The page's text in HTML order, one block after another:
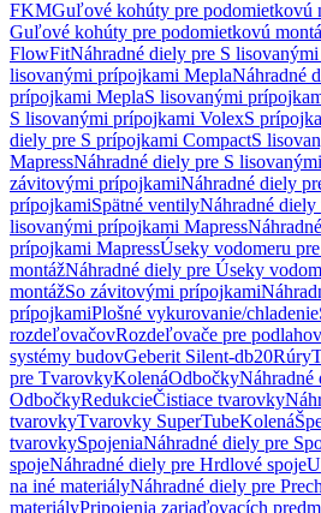
FKMGuľové kohúty pre podomietkovú
Guľové kohúty pre podomietkovú
FlowFitNáhradné diely pre S
lisovanými prípojkami MeplaNáhradné
prípojkami MeplaS lisovanými
S lisovanými prípojkami VolexS
diely pre S prípojkami CompactS
MapressNáhradné diely pre S
závitovými prípojkamiNáhradné diely
prípojkamiSpätné ventilyNáhradné
lisovanými prípojkami Mapress
prípojkami MapressÚseky vodomeru
montážNáhradné diely pre Úseky
montážSo závitovými prípojkami
prípojkamiPlošné vykurovanie/chladenie
rozdeľovačovRozdeľovače pre
systémy budovGeberit Silent-db20Rúry
pre TvarovkyKolenáOdbočkyNáhradné
OdbočkyRedukcieČistiace tvarovky
tvarovkyTvarovky SuperTubeKolená
tvarovkySpojeniaNáhradné diely pre
spojeNáhradné diely pre Hrdlové spoje
na iné materiályNáhradné diely pre
materiályPripojenia zariaďovacích